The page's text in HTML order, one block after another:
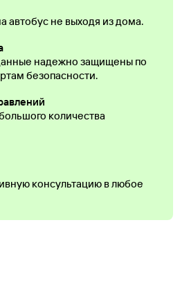
автобус не выходя из дома.
надежно защищены по
безопасности.
количества
консультацию в любое